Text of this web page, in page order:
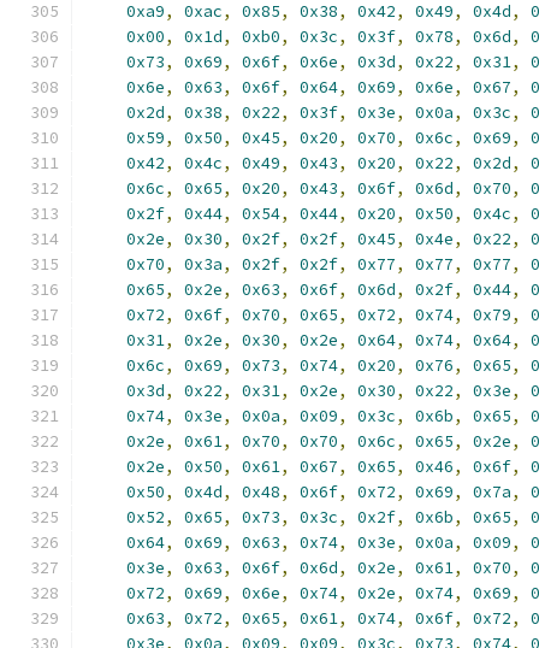
0xa9, 0xac, 0x85, 0x38, 0x42, 0x49, 0x4d,
0x00, 0x1d, 0xb0, 0x3c, 0x3f, 0x78, 0x6d,
0x73, 0x69, 0x6f, 0x6e, 0x3d, 0x22, 0x31,
0x6e, 0x63, 0x6f, 0x64, 0x69, 0x6e, 0x67,
0x2d, 0x38, 0x22, 0x3f, 0x3e, 0x0a, 0x3c,
0x59, 0x50, 0x45, 0x20, 0x70, 0x6c, 0x69,
0x42, 0x4c, 0x49, 0x43, 0x20, 0x22, 0x2d,
0x6c, 0x65, 0x20, 0x43, 0x6f, 0x6d, 0x70,
0x2f, 0x44, 0x54, 0x44, 0x20, 0x50, 0x4c,
0x2e, 0x30, 0x2f, 0x2f, 0x45, 0x4e, 0x22,
0x70, 0x3a, 0x2f, 0x2f, 0x77, 0x77, 0x77,
0x65, 0x2e, 0x63, 0x6f, 0x6d, 0x2f, 0x44,
0x72, 0x6f, 0x70, 0x65, 0x72, 0x74, 0x79,
0x31, 0x2e, 0x30, 0x2e, 0x64, 0x74, 0x64,
0x6c, 0x69, 0x73, 0x74, 0x20, 0x76, 0x65,
0x3d, 0x22, 0x31, 0x2e, 0x30, 0x22, 0x3e,
0x74, 0x3e, 0x0a, 0x09, 0x3c, 0x6b, 0x65,
0x2e, 0x61, 0x70, 0x70, 0x6c, 0x65, 0x2e,
0x2e, 0x50, 0x61, 0x67, 0x65, 0x46, 0x6f,
0x50, 0x4d, 0x48, 0x6f, 0x72, 0x69, 0x7a,
0x52, 0x65, 0x73, 0x3c, 0x2f, 0x6b, 0x65,
0x64, 0x69, 0x63, 0x74, 0x3e, 0x0a, 0x09,
0x3e, 0x63, 0x6f, 0x6d, 0x2e, 0x61, 0x70,
0x72, 0x69, 0x6e, 0x74, 0x2e, 0x74, 0x69,
0x63, 0x72, 0x65, 0x61, 0x74, 0x6f, 0x72,
0x3e, 0x0a, 0x09, 0x09, 0x3c, 0x73, 0x74,